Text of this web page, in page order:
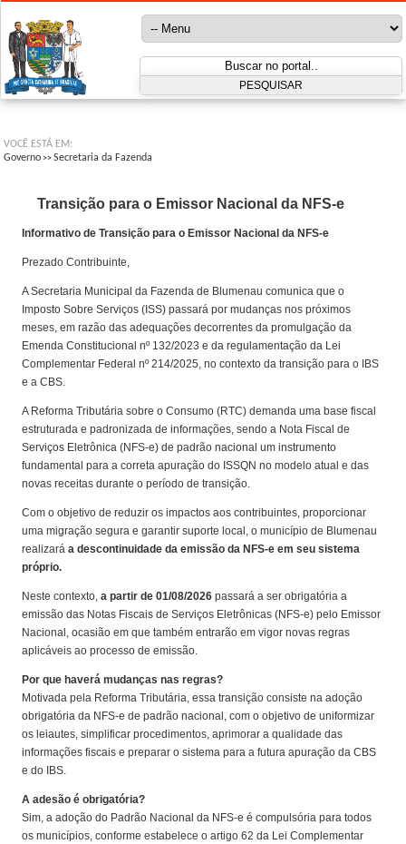
VOCÊ ESTÁ EM:
Governo >>Secretaria da Fazenda
Transição para o Emissor Nacional da NFS-e
Informativo de Transição para o Emissor Nacional da NFS-e
Prezado Contribuinte,
A Secretaria Municipal da Fazenda de Blumenau comunica que o
Imposto Sobre Serviços (ISS) passará por mudanças nos próximos
meses, em razão das adequações decorrentes da promulgação da
Emenda Constitucional nº 132/2023 e da regulamentação da Lei
Complementar Federal nº 214/2025, no contexto da transição para o IBS
e a CBS.
A Reforma Tributária sobre o Consumo (RTC) demanda uma base fiscal
estruturada e padronizada de informações, sendo a Nota Fiscal de
Serviços Eletrônica (NFS-e) de padrão nacional um instrumento
fundamental para a correta apuração do ISSQN no modelo atual e das
novas receitas durante o período de transição.
Com o objetivo de reduzir os impactos aos contribuintes, proporcionar
uma migração segura e garantir suporte local, o município de Blumenau
realizaráa descontinuidade da emissão da NFS-e em seu sistema
próprio.
Neste contexto,a partir de 01/08/2026 passará a ser obrigatória a
emissão das Notas Fiscais de Serviços Eletrônicas (NFS-e) pelo Emissor
Nacional, ocasião em que também entrarão em vigor novas regras
aplicáveis ao processo de emissão.
Por que haverá mudanças nas regras?
Motivada pela Reforma Tributária, essa transição consiste na adoção
obrigatória da NFS-e de padrão nacional, com o objetivo de uniformizar
os leiautes, simplificar procedimentos, aprimorar a qualidade das
informações fiscais e preparar o sistema para a futura apuração da CBS
e do IBS.
A adesão é obrigatória?
Sim, a adoção do Padrão Nacional da NFS-e é compulsória para todos
os municípios, conforme estabelece o artigo 62 da Lei Complementar